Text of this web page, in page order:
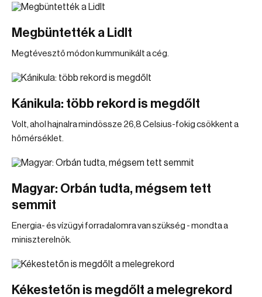
Megbüntették a Lidlt
Megtévesztő módon kummunikált a cég.
Kánikula: több rekord is megdőlt
Volt, ahol hajnalra mindössze 26,8 Celsius-fokig csökkent a
hőmérséklet.
Magyar: Orbán tudta, mégsem tett
semmit
Energia- és vízügyi forradalomra van szükség - mondta a
miniszterelnök.
Kékestetőn is megdőlt a melegrekord